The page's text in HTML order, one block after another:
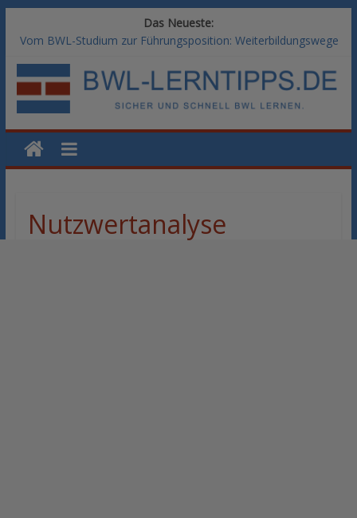
Das Neueste:
Vom BWL-Studium zur Führungsposition: Weiterbildungswege
Rechnungswesen im BWL-Studium: Digitale Tools für die
Finanzbuchhaltung
KI-Kompetenz im BWL-Studium: Controlling und
Datenanalyse verstehen
Methoden der Personalentwicklung: Blended Learning versus
klassische Präsenzschulung im Vergleich
Nutzwertanalyse